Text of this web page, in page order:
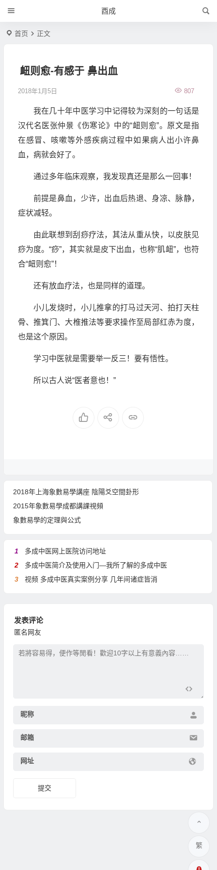
酉成
首页 正文
衄则愈-有感于 鼻出血
2018年1月5日 807
我在几十年中医学习中记得较为深刻的一句话是
汉代名医张仲景《伤寒论》中的“衄则愈”。原文是指
在感冒、咳嗽等外感疾病过程中如果病人出小许鼻
血，病就会好了。
通过多年临床观察，我发现真还是那么一回事！
前提是鼻血，少许，出血后热退、身凉、脉静，
症状减轻。
由此联想到刮痧疗法，其法从重从快，以皮肤见
痧为度。“痧”，其实就是皮下出血，也称“肌衄”，也符
合“衄则愈”！
还有放血疗法，也是同样的道理。
小儿发烧时，小儿推拿的打马过天河、拍打天柱
骨、推箕门、大椎推法等要求操作至局部红赤为度，
也是这个原因。
学习中医就是需要举一反三！要有悟性。
所以古人说“医者意也！”
2018年上海象數易學講座 陰陽爻空間卦形
2015年象數易學成都講課視頻
象數易學的定理與公式
1
多成中医网上医院访问地址
2
多成中医简介及使用入门—我所了解的多成中医
3
视频 多成中医真实案例分享 几年间诸症皆消
发表评论
匿名网友
昵称
邮箱
网址
繁